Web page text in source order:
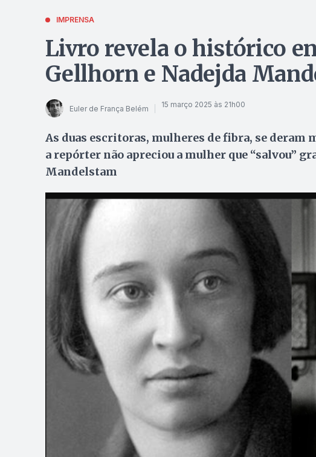
IMPRENSA
Livro revela o histórico
Gellhorn e Nadejda
Euler de França Belém 15 março 2025 às 21h00
As duas escritoras, mulheres de fibra, se deram
a repórter não apreciou a mulher que “salvou”
Mandelstam